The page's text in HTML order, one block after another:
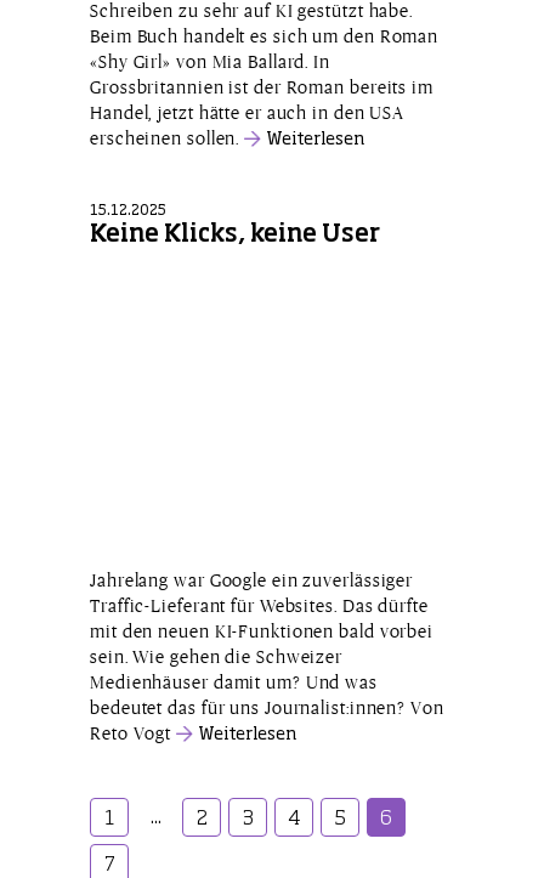
Schreiben zu sehr auf KI gestützt habe.
Beim Buch handelt es sich um den Roman
«Shy Girl» von Mia Ballard. In
Grossbritannien ist der Roman bereits im
Handel, jetzt hätte er auch in den USA
erscheinen sollen.
Weiterlesen
15.12.2025
Keine Klicks, keine User
Jahrelang war Google ein zuverlässiger
Traffic-Lieferant für Websites. Das dürfte
mit den neuen KI-Funktionen bald vorbei
sein. Wie gehen die Schweizer
Medienhäuser damit um? Und was
bedeutet das für uns Journalist:innen? Von
Reto Vogt
Weiterlesen
1 ... 2 3 4 5 6
7